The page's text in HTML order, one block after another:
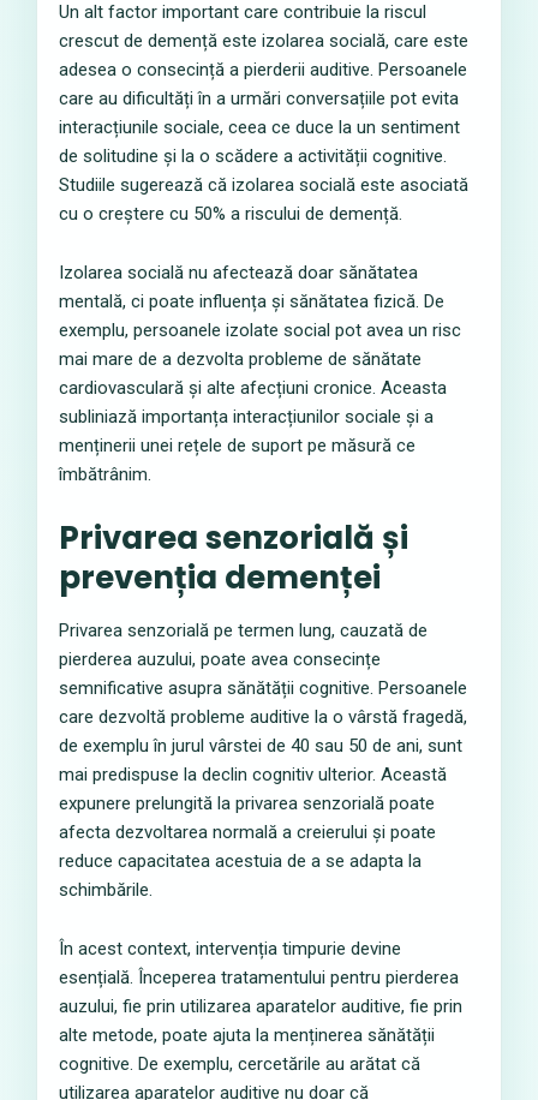
Un alt factor important care contribuie la riscul
crescut de demență este izolarea socială, care este
adesea o consecință a pierderii auditive. Persoanele
care au dificultăți în a urmări conversațiile pot evita
interacțiunile sociale, ceea ce duce la un sentiment
de solitudine și la o scădere a activității cognitive.
Studiile sugerează că izolarea socială este asociată
cu o creștere cu 50% a riscului de demență.
Izolarea socială nu afectează doar sănătatea
mentală, ci poate influența și sănătatea fizică. De
exemplu, persoanele izolate social pot avea un risc
mai mare de a dezvolta probleme de sănătate
cardiovasculară și alte afecțiuni cronice. Aceasta
subliniază importanța interacțiunilor sociale și a
menținerii unei rețele de suport pe măsură ce
îmbătrânim.
Privarea senzorială și
prevenția demenței
Privarea senzorială pe termen lung, cauzată de
pierderea auzului, poate avea consecințe
semnificative asupra sănătății cognitive. Persoanele
care dezvoltă probleme auditive la o vârstă fragedă,
de exemplu în jurul vârstei de 40 sau 50 de ani, sunt
mai predispuse la declin cognitiv ulterior. Această
expunere prelungită la privarea senzorială poate
afecta dezvoltarea normală a creierului și poate
reduce capacitatea acestuia de a se adapta la
schimbările.
În acest context, intervenția timpurie devine
esențială. Începerea tratamentului pentru pierderea
auzului, fie prin utilizarea aparatelor auditive, fie prin
alte metode, poate ajuta la menținerea sănătății
cognitive. De exemplu, cercetările au arătat că
utilizarea aparatelor auditive nu doar că